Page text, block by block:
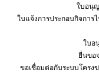
ใบอนุ
ใบแจ้งการประกอบกิจกา
ใบอ
ยื่นขอ
ขอเชื่อมต่อกับระบบโคร